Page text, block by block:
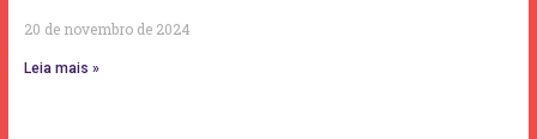
20 de novembro de 2024
Leia mais »